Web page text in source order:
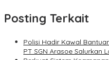
Posting Terkait
Polisi Hadir Kawal
PT SGN Arasoe Salurkan